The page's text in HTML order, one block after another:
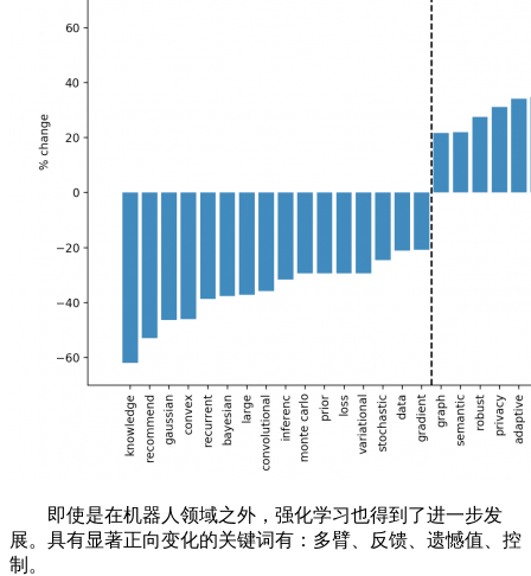
即使是在机器人领域之外，强化学习也得到了进一步发
展。具有显著正向变化的关键词有：多臂、反馈、遗憾值、控
制。